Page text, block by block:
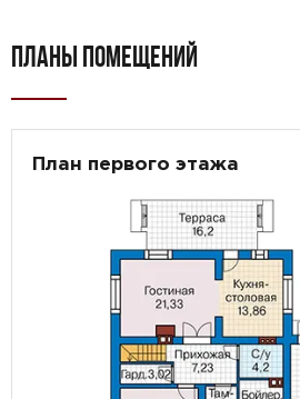
ПЛАНЫ ПОМЕЩЕНИЙ
План первого этажа